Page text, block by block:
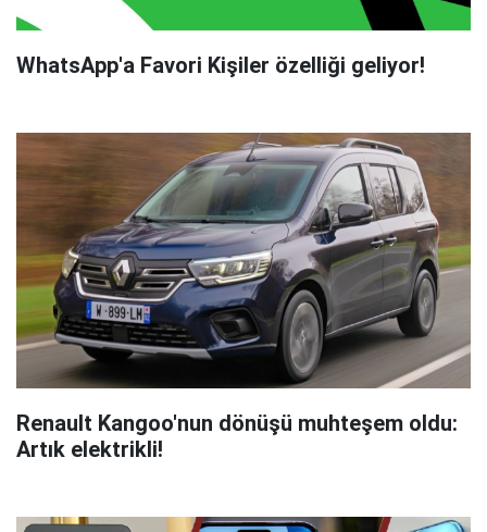
WhatsApp'a Favori Kişiler özelliği geliyor!
Renault Kangoo'nun dönüşü muhteşem oldu:
Artık elektrikli!